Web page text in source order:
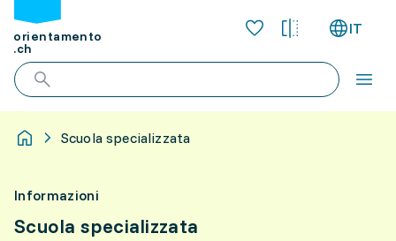
orientamento
.ch
IT
Scuola specializzata
Informazioni
Scuola specializzata